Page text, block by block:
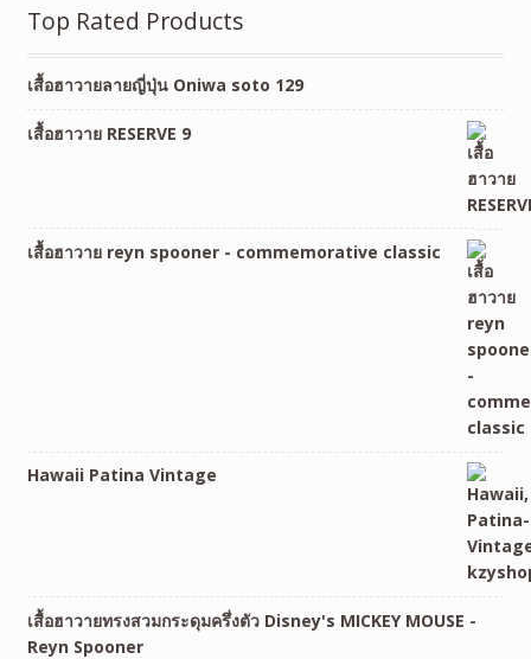
Top Rated Products
เสื้อฮาวายลายญี่ปุ่น Oniwa soto 129
เสื้อฮาวาย RESERVE 9
เสื้อฮาวาย reyn spooner - commemorative classic
Hawaii Patina Vintage
เสื้อฮาวายทรงสวมกระดุมครึ่งตัว Disney's MICKEY MOUSE -
Reyn Spooner